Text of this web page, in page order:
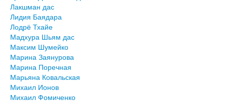
Лакшман дас
Лидия Баядара
Лодрё Тхайе
Мадхура Шьям дас
Максим Шумейко
Марина Заянурова
Марина Поречная
Марьяна Ковальская
Михаил Ионов
Михаил Фомиченко